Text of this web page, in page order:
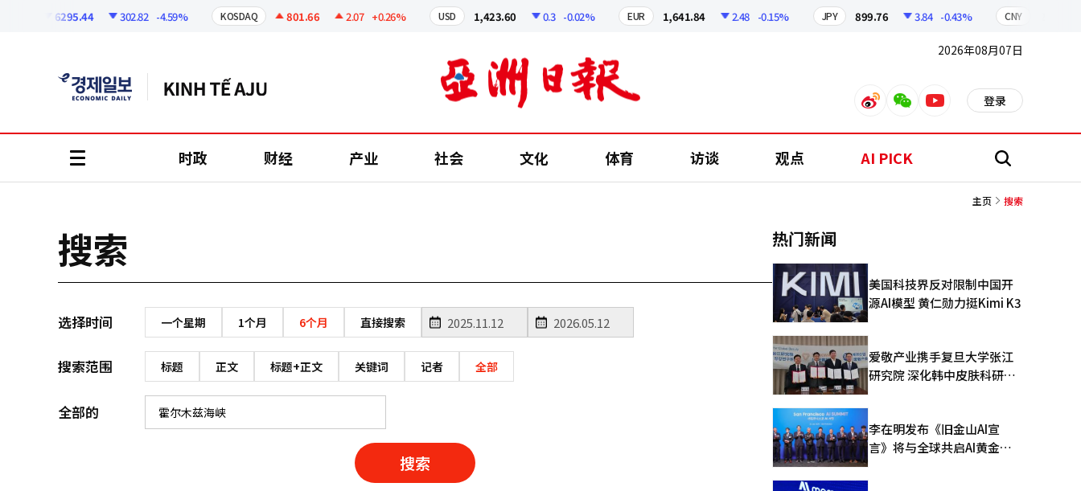
6295.44 302.82 -4.59% KOSDAQ 801.66 2.07 +0.26% USD 1,423.60 0.3 -0.02% EUR 1,641.84 2.48 -0.15% JPY 899.76 3.84 -0.43% CNY
2026年08月07日
weiboweixinyoutube 登录
时政 财经 产业 社会 文化 体育 访谈 观点 AI PICK 搜
主页 搜索
搜索
选择时间 一个星期 1个月 6个月 直接搜索
搜索范围 标题 正文 标题+正文 关键词 记者 全部
全部的
搜索
热门新闻
美国科技界反对限制中国开
源AI模型 黄仁勋力挺Kimi K3
爱敬产业携手复旦大学张江
研究院 深化韩中皮肤科研合
李在明发布《旧金山AI宣
言》将与全球共启AI黄金时